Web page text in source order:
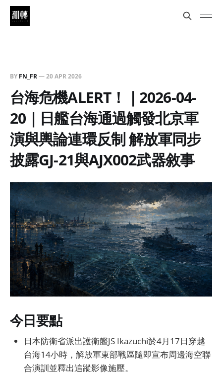
BY FN_FR—20 APR 2026
台海危機ALERT！｜2026-04-
20｜日艦台海通過觸發北京軍
演與輿論連環反制 解放軍同步
披露GJ-21與AJX002武器敘事
今日要點
日本防衛省派出護衛艦JS Ikazuchi於4月17日穿越
台海14小時，解放軍東部戰區隨即宣布周邊海空聯
合演訓並釋出追蹤影像施壓。